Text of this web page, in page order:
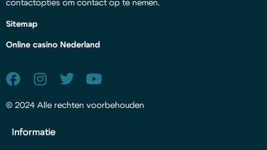
contactopties om contact op te nemen.
Sitemap
Online casino Nederland
© 2024 Alle rechten voorbehouden
Informatie